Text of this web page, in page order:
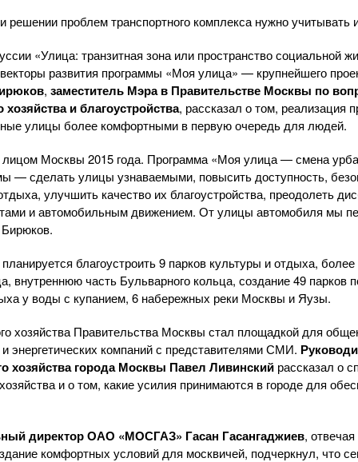
решении проблем транспортного комплекса нужно учитывать
«Улица: транзитная зона или пространство социальной
развития программы «Моя улица» — крупнейшего
, заместитель Мэра в Правительстве Москвы по
хозяйства и благоустройства, рассказал о том, реализация
улицы более комфортными в первую очередь для людей.
Москвы 2015 года. Программа «Моя улица — смена
— сделать улицы узнаваемыми, повысить доступность,
улучшить качество их благоустройства, преодолеть
и автомобильным движением. От улицы автомобиля мы
благоустроить 9 парков культуры и отдыха,
внутреннюю часть Бульварного кольца, создание 49 парков
у воды с купанием, 6 набережных реки Москвы и Яузы.
хозяйства Правительства Москвы стал площадкой для
энергетических компаний с представителями СМИ.
хозяйства города Москвы Павел Ливинский рассказал о
и о том, какие усилия принимаются в городе для
директорОАО «МОСГАЗ» Гасан Гасангаджиев,
комфортных условий для москвичей, подчеркнул, что